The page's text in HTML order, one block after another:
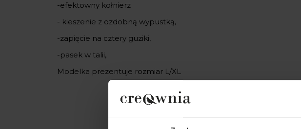
-efektowny kołnierz
- kieszenie z ozdobną wypustką,
-zapięcie na cztery guziki,
-pasek w talii,
Modelka prezentuje rozmiar L/XL